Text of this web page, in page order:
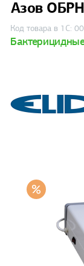
Азов
Код товара в 1С: